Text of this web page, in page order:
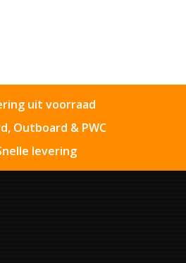
uit voorraad
Outboard & PWC
levering